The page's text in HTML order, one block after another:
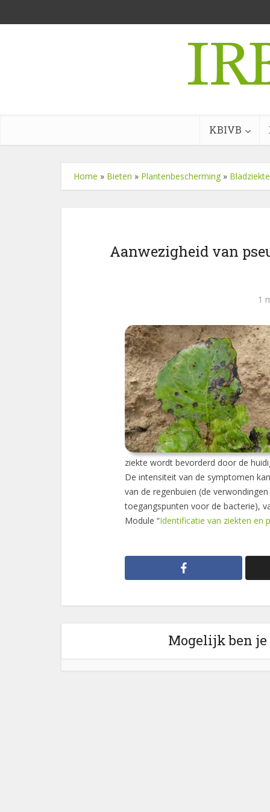
KBIVB
Home » Bieten » Plantenbescherming »
Aanwezigheid van
1
ziekte wordt bevorderd door de
De intensiteit van de symptomen
van de regenbuien (de
toegangspunten voor de bacterie),
Module “Identificatie van ziekten en
Mogelijk ben